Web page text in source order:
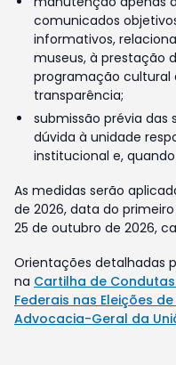
comunicados
informativos,
museus, à prestação
programação cultural
transparência;
submissão prévia das
dúvida à unidade
institucional e,
As medidas serão
de 2026, data do
25 de outubro de 2026,
Orientações detalhadas
na Cartilha de
Federais nas Eleições
Advocacia-Geral da